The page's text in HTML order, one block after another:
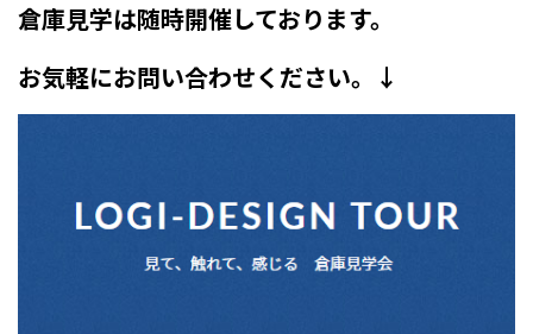
倉庫見学は随時開催しております。
お気軽にお問い合わせください。↓